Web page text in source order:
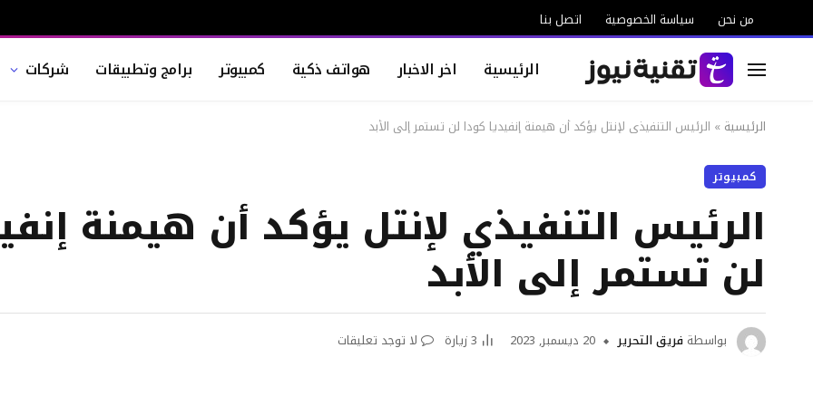
من نحن سياسة الخصوصية اتصل بنا
الرئيسية اخر الاخبار هواتف ذكية كمبيوتر برامج وتطبيقات شركات
الرئيسية » الرئيس التنفيذي لإنتل يؤكد أن هيمنة إنفيديا كودا لن تستمر إلى الأبد
كمبيوتر
الرئيس التنفيذي لإنتل يؤكد أن هيمنة
لن تستمر إلى الأبد
بواسطة فريق التحرير 20 ديسمبر, 2023 3زيارة لا توجد تعليقات